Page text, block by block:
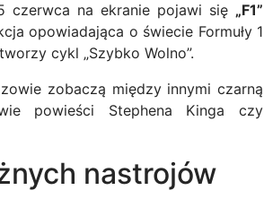
czerwca na ekranie pojawi się „F1”
opowiadająca o świecie Formuły 1
cykl „Szybko Wolno”.
zobaczą między innymi czarną
powieści Stephena Kinga czy
nastrojów